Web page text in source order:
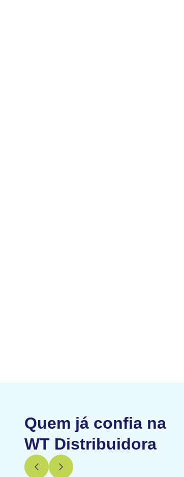
Quem já confia na
WT Distribuidora